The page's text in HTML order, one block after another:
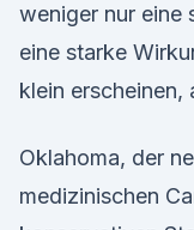
weniger nur eine
eine starke
klein
Oklahoma, der
medizinischen